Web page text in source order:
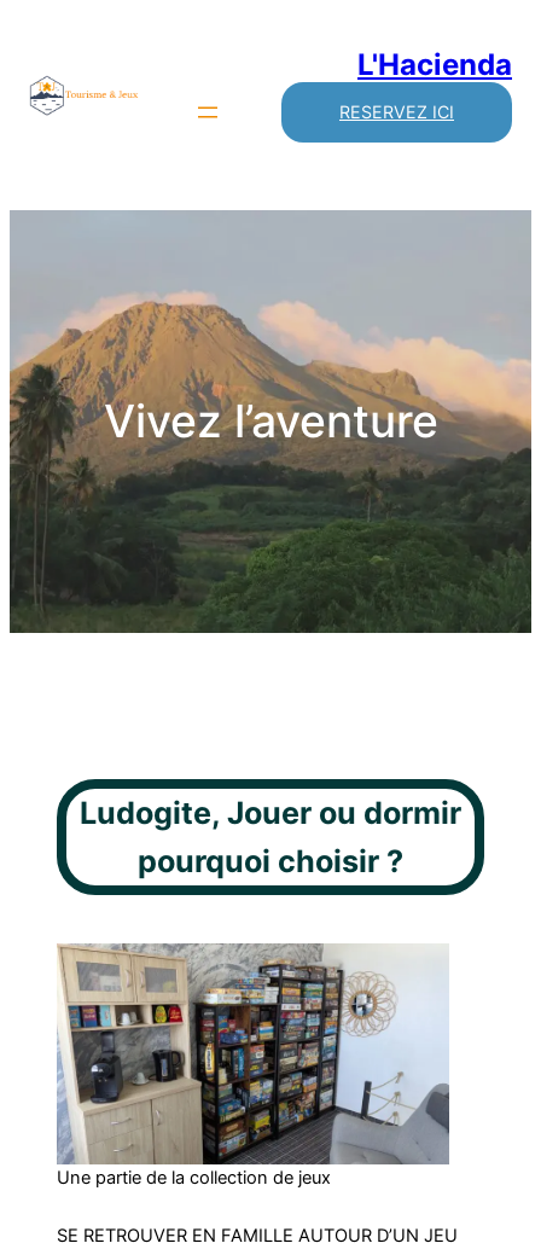
L'Hacienda
RESERVEZ ICI
Vivez l’aventure
Ludogite, Jouer ou dormir
pourquoi choisir ?
Une partie de la collection de jeux
SE RETROUVER EN FAMILLE AUTOUR D’UN JEU